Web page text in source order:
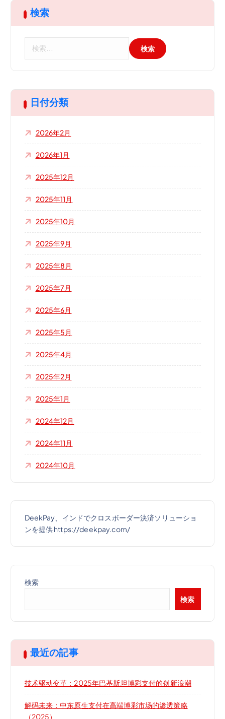
検索
日付分類
2026年2月
2026年1月
2025年12月
2025年11月
2025年10月
2025年9月
2025年8月
2025年7月
2025年6月
2025年5月
2025年4月
2025年2月
2025年1月
2024年12月
2024年11月
2024年10月
DeekPay、インドでクロスボーダー決済ソリューショ
ンを提供 https://deekpay.com/
検索
検索
最近の記事
技术驱动变革：2025年巴基斯坦博彩支付的创新浪潮
解码未来：中东原生支付在高端博彩市场的渗透策略
（2025）